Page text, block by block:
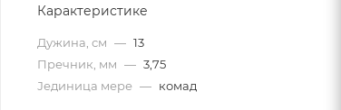
Карактеристике
Дужина, см — 13
Пречник, мм — 3,75
Јединица мере — комад